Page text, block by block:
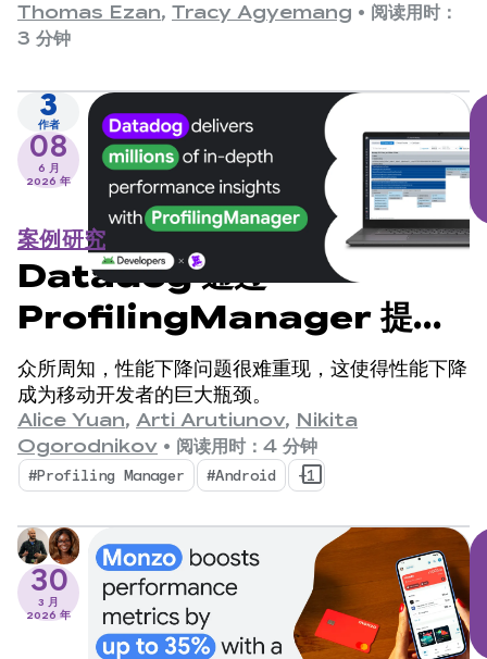
Thomas Ezan, Tracy Agyemang • 阅读用时：
3 分钟
3
作者
08
6 月
2026 年
案例研究
Datadog 通过
ProfilingManager 提供
数百万条深入的性能分析结果
众所周知，性能下降问题很难重现，这使得性能下降
成为移动开发者的巨大瓶颈。
Alice Yuan, Arti Arutiunov, Nikita
Ogorodnikov • 阅读用时：4 分钟
#Profiling Manager #Android +1
30
3 月
2026 年